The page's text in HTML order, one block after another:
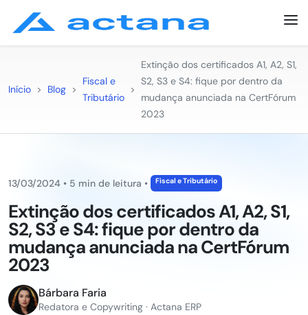
Início > Blog >
Fiscal e
Tributário
>
Extinção dos certificados A1, A2, S1,
S2, S3 e S4: fique por dentro da
mudança anunciada na CertFórum
2023
13/03/2024 • 5 min de leitura • Fiscal e Tributário
Extinção dos certificados A1, A2, S1,
S2, S3 e S4: fique por dentro da
mudança anunciada na CertFórum
2023
Bárbara Faria
Redatora e Copywriting · Actana ERP